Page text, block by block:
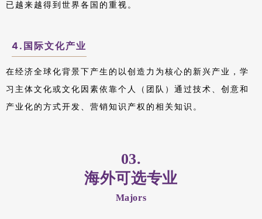
已越来越得到世界各国的重视。
4.国际文化产业
在经济全球化背景下产生的以创造力为核心的新兴产业，学
习主体文化或文化因素依靠个人（团队）通过技术、创意和
产业化的方式开发、营销知识产权的相关知识。
03.
海外可选专业
Majors